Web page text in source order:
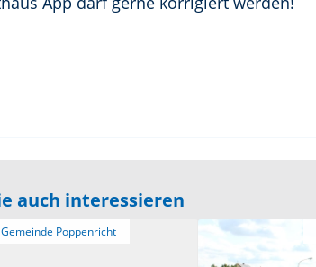
auch interessieren